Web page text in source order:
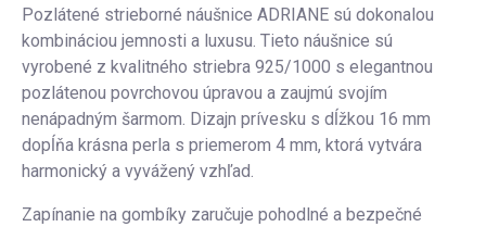
Pozlátené strieborné náušnice ADRIANE sú dokonalou
kombináciou jemnosti a luxusu. Tieto náušnice sú
vyrobené z kvalitného striebra 925/1000 s elegantnou
pozlátenou povrchovou úpravou a zaujmú svojím
nenápadným šarmom. Dizajn prívesku s dĺžkou 16 mm
dopĺňa krásna perla s priemerom 4 mm, ktorá vytvára
harmonický a vyvážený vzhľad.
Zapínanie na gombíky zaručuje pohodlné a bezpečné